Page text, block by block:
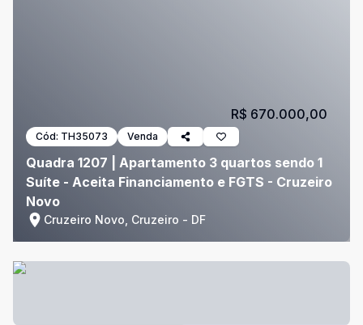
Cód: TH35073 Venda
Quadra 1207 | Apartamento 3 quartos sendo 1
Suíte - Aceita Financiamento e FGTS - Cruzeiro
Novo
Cruzeiro Novo, Cruzeiro - DF
R$ 670.000,00